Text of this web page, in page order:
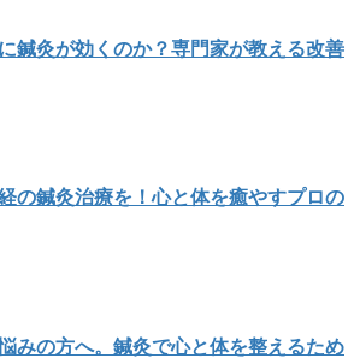
鍼灸が効くのか？専門家が教える改善
の鍼灸治療を！心と体を癒やすプロの
みの方へ。鍼灸で心と体を整えるため